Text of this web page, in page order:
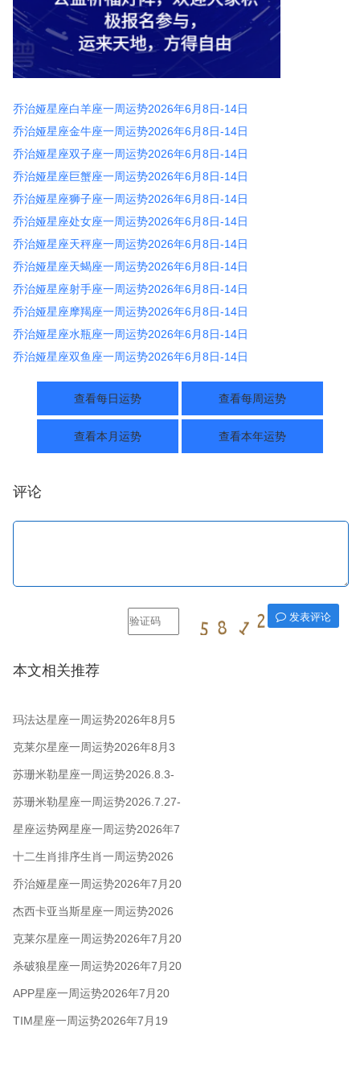
乔治娅星座白羊座一周运势2026年6月8日-14日
乔治娅星座金牛座一周运势2026年6月8日-14日
乔治娅星座双子座一周运势2026年6月8日-14日
乔治娅星座巨蟹座一周运势2026年6月8日-14日
乔治娅星座狮子座一周运势2026年6月8日-14日
乔治娅星座处女座一周运势2026年6月8日-14日
乔治娅星座天秤座一周运势2026年6月8日-14日
乔治娅星座天蝎座一周运势2026年6月8日-14日
乔治娅星座射手座一周运势2026年6月8日-14日
乔治娅星座摩羯座一周运势2026年6月8日-14日
乔治娅星座水瓶座一周运势2026年6月8日-14日
乔治娅星座双鱼座一周运势2026年6月8日-14日
查看每日运势 查看每周运势
查看本月运势 查看本年运势
评论
发表评论
本文相关推荐
玛法达星座一周运势2026年8月5
日至11日
克莱尔星座一周运势2026年8月3
日-9日
苏珊米勒星座一周运势2026.8.3-
8.9
苏珊米勒星座一周运势2026.7.27-
8.2
星座运势网星座一周运势2026年7
月27日 - 8月2日
十二生肖排序生肖一周运势2026
年7月27日—8月2日
乔治娅星座一周运势2026年7月20
日-26日
杰西卡亚当斯星座一周运势2026
年7月20日-26日
克莱尔星座一周运势2026年7月20
日-26日
杀破狼星座一周运势2026年7月20
日-26日
APP星座一周运势2026年7月20
日-26日
TIM星座一周运势2026年7月19